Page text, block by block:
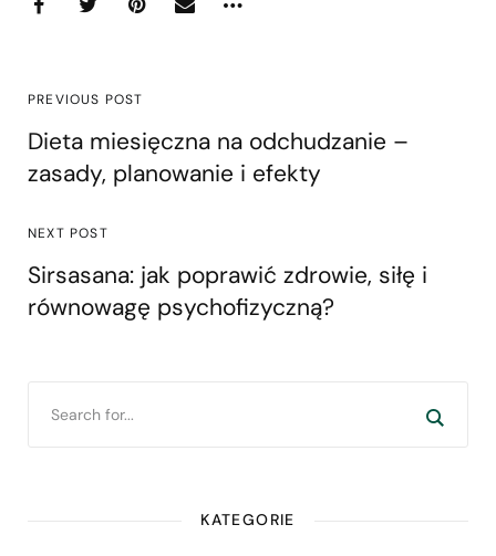
PREVIOUS POST
Dieta miesięczna na odchudzanie –
zasady, planowanie i efekty
NEXT POST
Sirsasana: jak poprawić zdrowie, siłę i
równowagę psychofizyczną?
KATEGORIE